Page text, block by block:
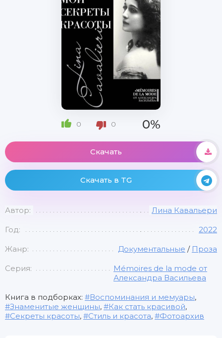
0 0 0%
Скачать
Скачать в TG
Автор: Лина Кавальери
Год: 2022
Жанр: Документальные / Проза
Серия:
Mémoires de la mode от
Александра Васильева
Книга в подборках: Воспоминания и мемуары,
Знаменитые женщины, Как стать красивой,
Секреты красоты, Стиль и красота, Фотоархив